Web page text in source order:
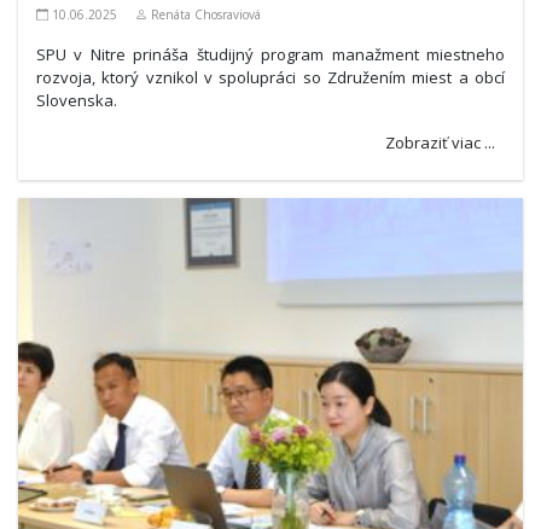
10.06.2025 Renáta Chosraviová
SPU v Nitre prináša študijný program manažment miestneho
rozvoja, ktorý vznikol v spolupráci so Združením miest a obcí
Slovenska.
Zobraziť viac ...